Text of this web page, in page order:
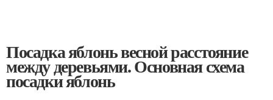
Посадка яблонь весной расстояние
между деревьями. Основная схема
посадки яблонь